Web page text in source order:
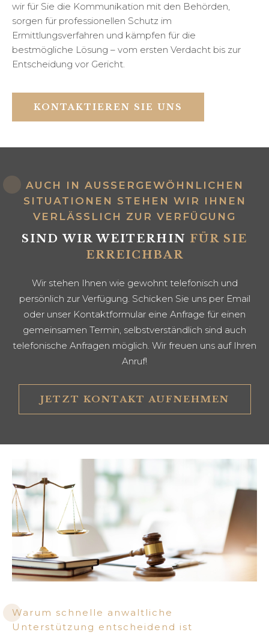
wir für Sie die Kommunikation mit den Behörden,
sorgen für professionellen Schutz im
Ermittlungsverfahren und kämpfen für die
bestmögliche Lösung – vom ersten Verdacht bis zur
Entscheidung vor Gericht.
KONTAKTIEREN SIE UNS
AUCH IN AUSSERGEWÖHNLICHEN S
ITUATIONEN STEHEN WIR IHNEN V
ERLÄSSLICH ZUR VERFÜGUNG
SIND WIR WEITERHIN FÜR SIE
ERREICHBAR
Wir stehen Ihnen wie gewohnt telefonisch und
persönlich zur Verfügung. Schicken Sie uns per Email
oder unser Kontaktformular eine Anfrage für einen
gemeinsamen Termin, selbstverständlich sind auch
telefonische Anfragen möglich. Wir freuen uns auf Ihren
Anruf!
JETZT KONTAKT AUFNEHMEN
Warum schnelle anwaltliche
Unterstützung entscheidend ist